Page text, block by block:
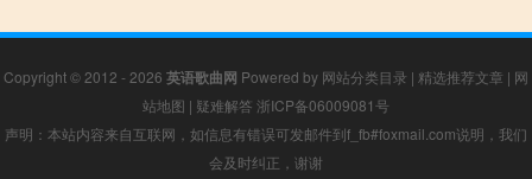
Copyright © 2012 - 2026 英语歌曲网 Powered by 网站分类目录 | 精选推荐文章 | 网
站地图 | 疑难解答 浙ICP备06009081号
声明：本站内容来自互联网，如信息有错误可发邮件到f_fb#foxmail.com说明，我们
会及时纠正，谢谢